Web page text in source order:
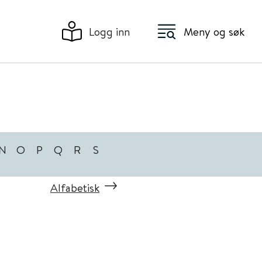
Logg inn Meny og søk
O P Q R S
Alfabetisk